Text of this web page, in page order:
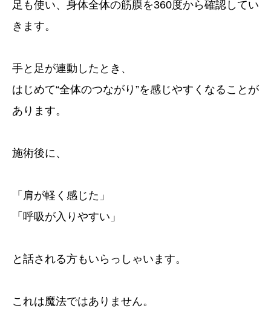
足も使い、身体全体の筋膜を360度から確認してい
きます。
手と足が連動したとき、
はじめて“全体のつながり”を感じやすくなることが
あります。
施術後に、
「肩が軽く感じた」
「呼吸が入りやすい」
と話される方もいらっしゃいます。
これは魔法ではありません。